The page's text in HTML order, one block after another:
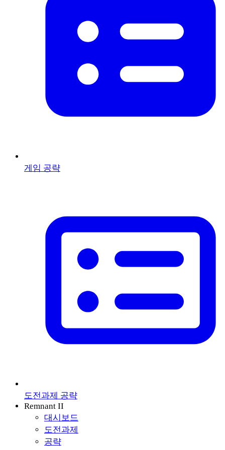
게임 공략
도전과제 공략
Remnant II
대시보드
도전과제
공략